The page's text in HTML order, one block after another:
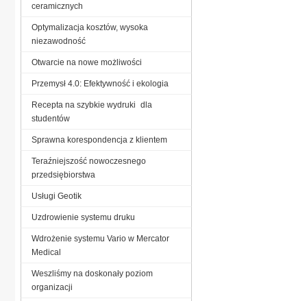
ceramicznych
Optymalizacja kosztów, wysoka
niezawodność
Otwarcie na nowe możliwości
Przemysł 4.0: Efektywność i ekologia
Recepta na szybkie wydruki dla
studentów
Sprawna korespondencja z klientem
Teraźniejszość nowoczesnego
przedsiębiorstwa
Usługi Geotik
Uzdrowienie systemu druku
Wdrożenie systemu Vario w Mercator
Medical
Weszliśmy na doskonały poziom
organizacji